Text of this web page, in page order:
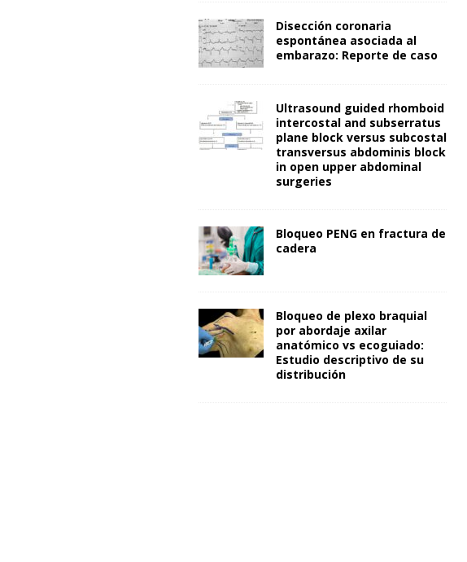
Disección coronaria
espontánea asociada al
embarazo: Reporte de caso
Ultrasound guided rhomboid
intercostal and subserratus
plane block versus subcostal
transversus abdominis block
in open upper abdominal
surgeries
Bloqueo PENG en fractura de
cadera
Bloqueo de plexo braquial
por abordaje axilar
anatómico vs ecoguiado:
Estudio descriptivo de su
distribución